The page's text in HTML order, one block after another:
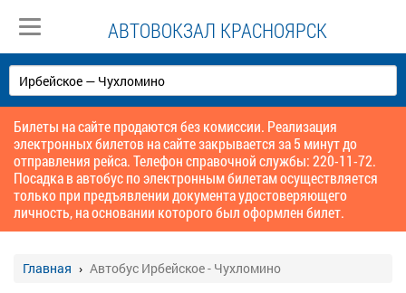
АВТОВОКЗАЛ КРАСНОЯРСК
Билеты на сайте продаются без комиссии. Реализация
электронных билетов на сайте закрывается за 5 минут до
отправления рейса. Телефон справочной службы: 220-11-72.
Посадка в автобус по электронным билетам осуществляется
только при предъявлении документа удостоверяющего
личность, на основании которого был оформлен билет.
Главная Автобус Ирбейское - Чухломино